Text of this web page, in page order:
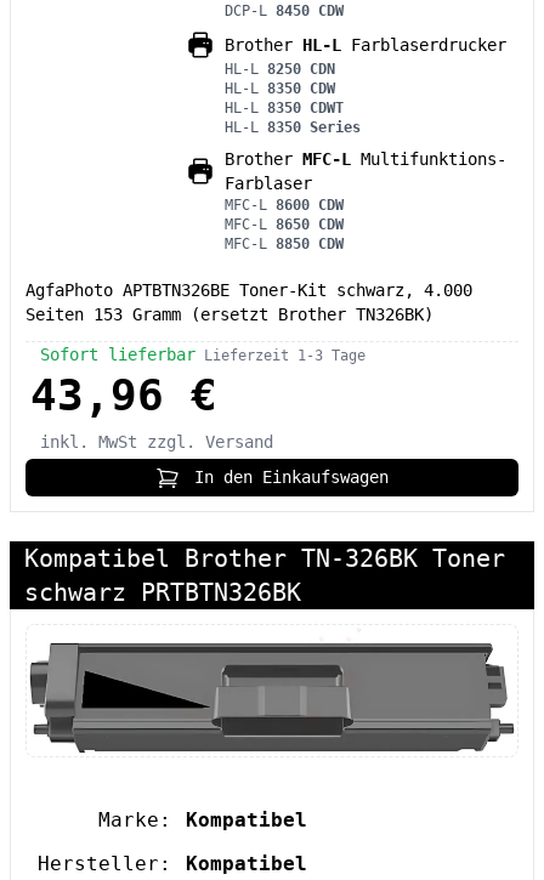
DCP-L
8450 CDW
Brother HL-L Farblaserdrucker
HL-L
8250 CDN
HL-L
8350 CDW
HL-L
8350 CDWT
HL-L
8350 Series
Brother MFC-L
Multifunktions-
Farblaser
MFC-L
8600 CDW
MFC-L
8650 CDW
MFC-L
8850 CDW
AgfaPhoto APTBTN326BE Toner-Kit schwarz, 4.000
Seiten 153 Gramm (ersetzt Brother TN326BK)
Sofort lieferbar Lieferzeit 1-3 Tage
43,96 €
inkl. MwSt
zzgl. Versand
In den Einkaufswagen
Kompatibel Brother TN-326BK Toner
schwarz PRTBTN326BK
Marke:
Kompatibel
Hersteller:
Kompatibel